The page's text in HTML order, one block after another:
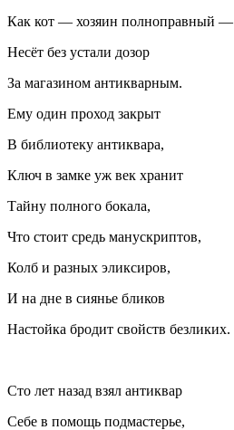
Как кот — хозяин полноправный —
Несёт без устали дозор
За магазином антикварным.
Ему один проход закрыт
В библиотеку антиквара,
Ключ в замке уж век хранит
Тайну полного бокала,
Что стоит средь манускриптов,
Колб и разных эликсиров,
И на дне в сиянье бликов
Настойка бродит свойств безликих.
Сто лет назад взял антиквар
Себе в помощь подмастерье,